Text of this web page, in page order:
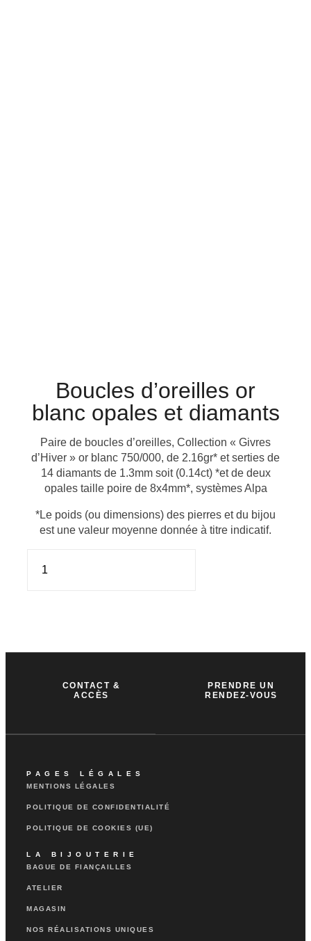
Boucles d’oreilles or
blanc opales et diamants
Paire de boucles d’oreilles, Collection « Givres
d’Hiver » or blanc 750/000, de 2.16gr* et serties de
14 diamants de 1.3mm soit (0.14ct) *et de deux
opales taille poire de 8x4mm*, systèmes Alpa
*Le poids (ou dimensions) des pierres et du bijou
est une valeur moyenne donnée à titre indicatif.
CONTACT &
ACCÈS
PRENDRE UN
RENDEZ-VOUS
PAGES LÉGALES
MENTIONS LÉGALES
POLITIQUE DE CONFIDENTIALITÉ
POLITIQUE DE COOKIES (UE)
LA BIJOUTERIE
BAGUE DE FIANÇAILLES
ATELIER
MAGASIN
NOS RÉALISATIONS UNIQUES